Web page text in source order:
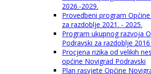
2026.-2029.
Provedbeni program
za razdoblje 2021. - 2025.
Program ukupnog razvoja
Podravski za razdoblje
Procjena rizika od velikih
općine Novigrad Podravski
Plan rasvjete Općine